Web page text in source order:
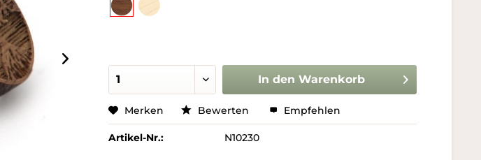
In den Warenkorb
Merken Bewerten Empfehlen
Artikel-Nr.: N10230